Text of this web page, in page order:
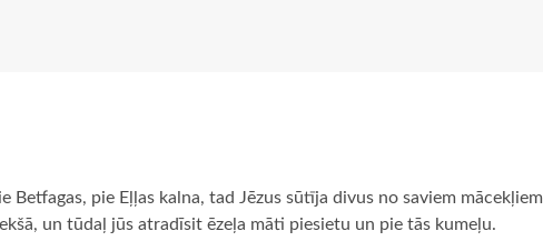
Betfagas, pie Eļļas kalna, tad Jēzus sūtīja divus no saviem mācekļiem
un tūdaļ jūs atradīsit ēzeļa māti piesietu un pie tās kumeļu.